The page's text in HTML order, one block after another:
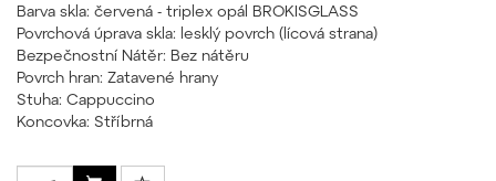
Barva skla: červená - triplex opál BROKISGLASS
Povrchová úprava skla: lesklý povrch (lícová strana)
Bezpečnostní Nátěr: Bez nátěru
Povrch hran: Zatavené hrany
Stuha: Cappuccino
Koncovka: Stříbrná